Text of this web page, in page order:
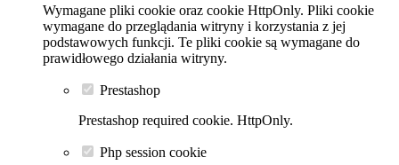
Wymagane pliki cookie oraz cookie HttpOnly. Pliki cookie
wymagane do przeglądania witryny i korzystania z jej
podstawowych funkcji. Te pliki cookie są wymagane do
prawidłowego działania witryny.
Prestashop
Prestashop required cookie. HttpOnly.
Php session cookie